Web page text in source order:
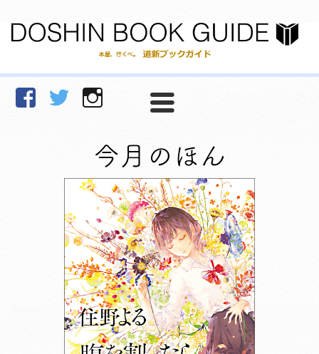
facebookTwitter Instagram